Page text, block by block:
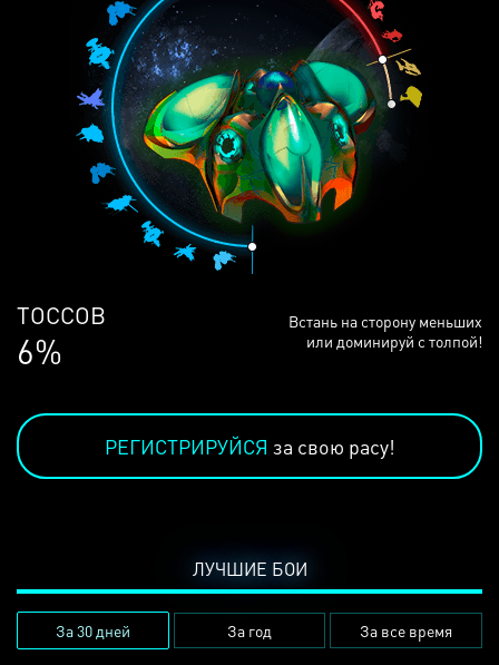
ЛЮДЕЙ
68%
Встань на сторону меньших
или доминируй с толпой!
РЕГИСТРИРУЙСЯ за свою расу!
ЛУЧШИЕ БОИ
За 30 дней За год За все время